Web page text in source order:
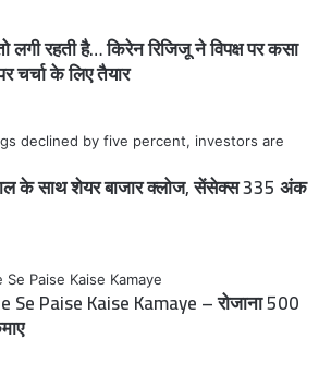
लगी रहती है… किरेन रिजिजू ने विपक्ष पर कसा
चर्चा के लिए तैयार
के साथ शेयर बाजार क्लोज, सेंसेक्स 335 अंक
Paise Kaise Kamaye – रोजाना 500